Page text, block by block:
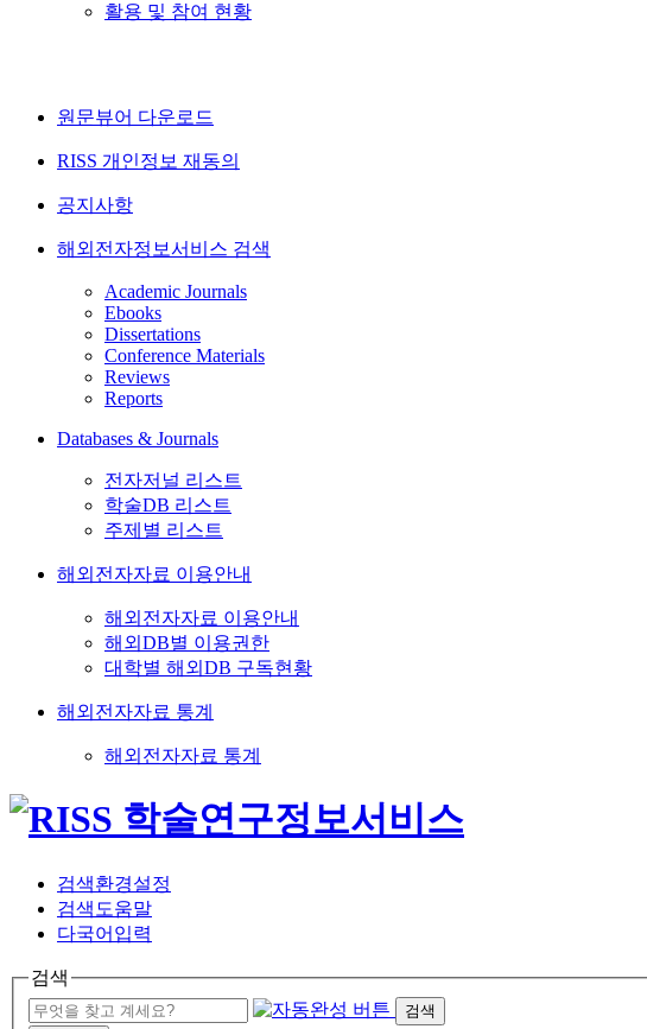
활용 및 참여 현황
원문뷰어 다운로드
RISS 개인정보 재동의
공지사항
해외전자정보서비스 검색
Academic Journals
Ebooks
Dissertations
Conference Materials
Reviews
Reports
Databases & Journals
전자저널 리스트
학술DB 리스트
주제별 리스트
해외전자자료 이용안내
해외전자자료 이용안내
해외DB별 이용권한
대학별 해외DB 구독현황
해외전자자료 통계
해외전자자료 통계
검색환경설정
검색도움말
다국어입력
검색
검색